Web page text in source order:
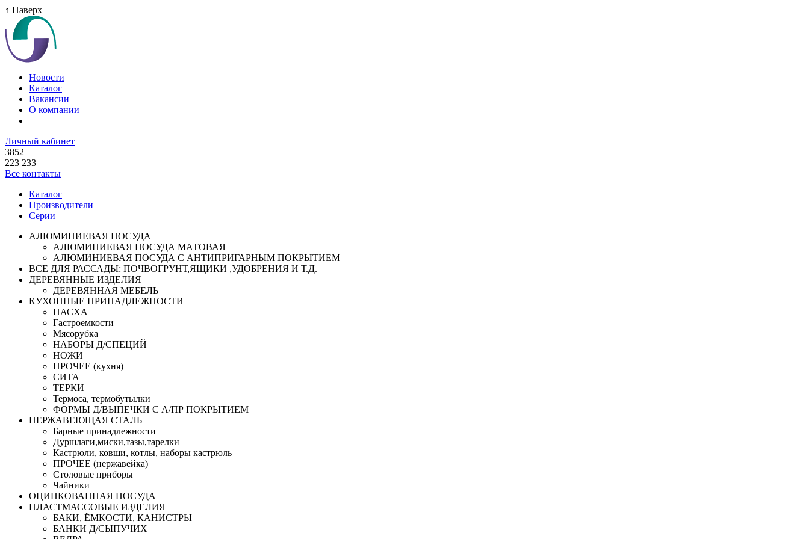
↑ Наверх
Новости
Каталог
Вакансии
О компании
Личный кабинет
3852
223 233
Все контакты
Каталог
Производители
Серии
АЛЮМИНИЕВАЯ ПОСУДА
АЛЮМИНИЕВАЯ ПОСУДА МАТОВАЯ
АЛЮМИНИЕВАЯ ПОСУДА С АНТИПРИГАРНЫМ ПОКРЫТИЕМ
ВСЕ ДЛЯ РАССАДЫ: ПОЧВОГРУНТ,ЯЩИКИ ,УДОБРЕНИЯ И Т.Д.
ДЕРЕВЯННЫЕ ИЗДЕЛИЯ
ДЕРЕВЯННАЯ МЕБЕЛЬ
КУХОННЫЕ ПРИНАДЛЕЖНОСТИ
ПАСХА
Гастроемкости
Мясорубка
НАБОРЫ Д/СПЕЦИЙ
НОЖИ
ПРОЧЕЕ (кухня)
СИТА
ТЕРКИ
Термоса, термобутылки
ФОРМЫ Д/ВЫПЕЧКИ С А/ПР ПОКРЫТИЕМ
НЕРЖАВЕЮЩАЯ СТАЛЬ
Барные принадлежности
Дуршлаги,миски,тазы,тарелки
Кастрюли, ковши, котлы, наборы кастрюль
ПРОЧЕЕ (нержавейка)
Столовые приборы
Чайники
ОЦИНКОВАННАЯ ПОСУДА
ПЛАСТМАССОВЫЕ ИЗДЕЛИЯ
БАКИ, ЁМКОСТИ, КАНИСТРЫ
БАНКИ Д/СЫПУЧИХ